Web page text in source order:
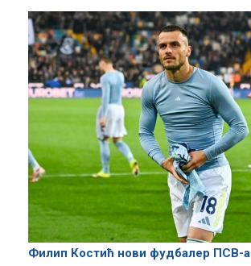
Филип Костић нови фудбалер ПСВ-а